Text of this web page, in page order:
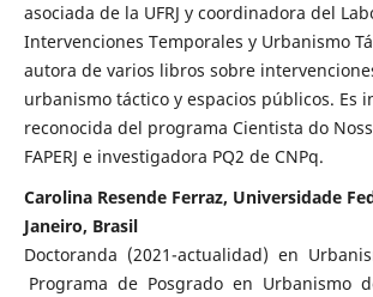
asociada de la UFRJ y coordinadora del
Intervenciones Temporales y Urbanismo
autora de varios libros sobre
urbanismo táctico y espacios públicos. Es
reconocida del programa Cientista do
FAPERJ e investigadora PQ2 de CNPq.
Carolina Resende Ferraz, Universidade
Janeiro, Brasil
Doctoranda (2021-actualidad) en
Programa de Posgrado en Urbanismo